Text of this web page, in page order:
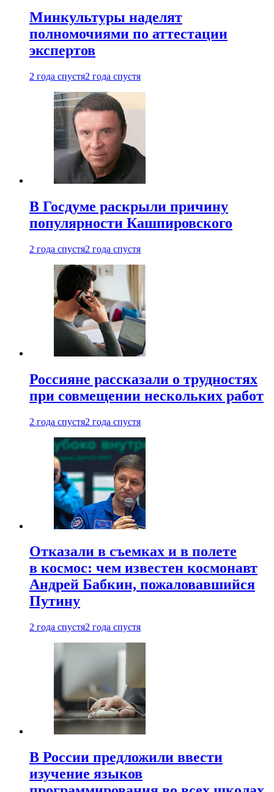
Минкультуры наделят
полномочиями по аттестации
экспертов
2 года спустя2 года спустя
В Госдуме раскрыли причину
популярности Кашпировского
2 года спустя2 года спустя
Россияне рассказали о трудностях
при совмещении нескольких работ
2 года спустя2 года спустя
Отказали в съемках и в полете
в космос: чем известен космонавт
Андрей Бабкин, пожаловавшийся
Путину
2 года спустя2 года спустя
В России предложили ввести
изучение языков